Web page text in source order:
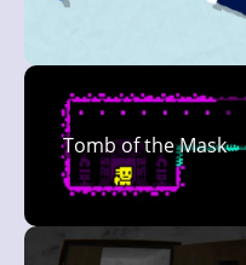
Tomb of the Mask